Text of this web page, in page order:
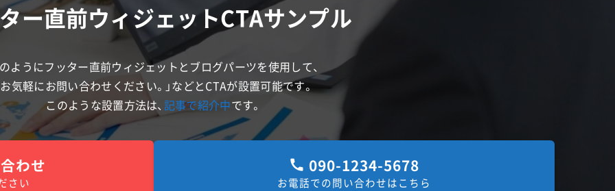
ー直前ウィジェットCTAサンプル
ようにフッター直前ウィジェットとブログパーツを使用して、
お気軽にお問い合わせください。」などとCTAが設置可能です。
このような設置方法は、 記事で紹介中です。
わせ
さい
090-1234-5678
お電話での問い合わせはこちら